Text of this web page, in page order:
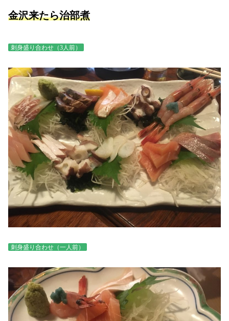
金沢来たら治部煮
刺身盛り合わせ（3人前）
刺身盛り合わせ（一人前）